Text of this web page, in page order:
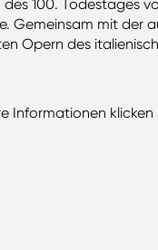
des 100. Todestages
Gemeinsam mit der
Opern des
Informationen klicken